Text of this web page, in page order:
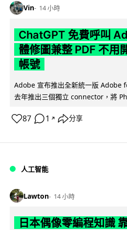
Vin 14 小時
ChatGPT 免費呼叫
體修圖兼整 PDF 不用
帳號
Adobe 宣布推出全新統一版 Adobe
去年推出三個獨立 connector，將
87 1 ↗ 分享
人工智能
Lawton 14 小時
日本偶像零編程知識